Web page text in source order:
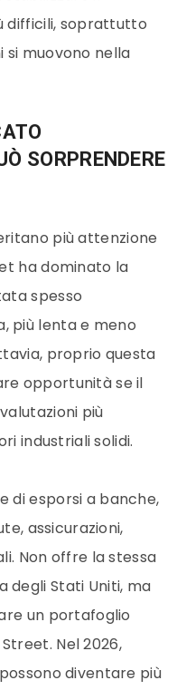
difficili, soprattutto
si muovono nella
SORPRENDERE
più attenzione
ha dominato la
spesso
più lenta e meno
proprio questa
opportunità se il
più
industriali solidi.
di esporsi a banche,
assicurazioni,
Non offre la stessa
Stati Uniti, ma
un portafoglio
Nel 2026,
diventare più